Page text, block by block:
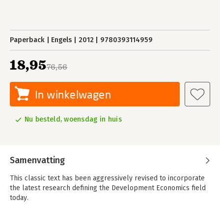
Paperback Engels 2012 9780393114959
76,56
18,95
In winkelwagen
Nu besteld, woensdag in huis
Samenvatting
This classic text has been aggressively revised to incorporate
the latest research defining the Development Economics field
today.